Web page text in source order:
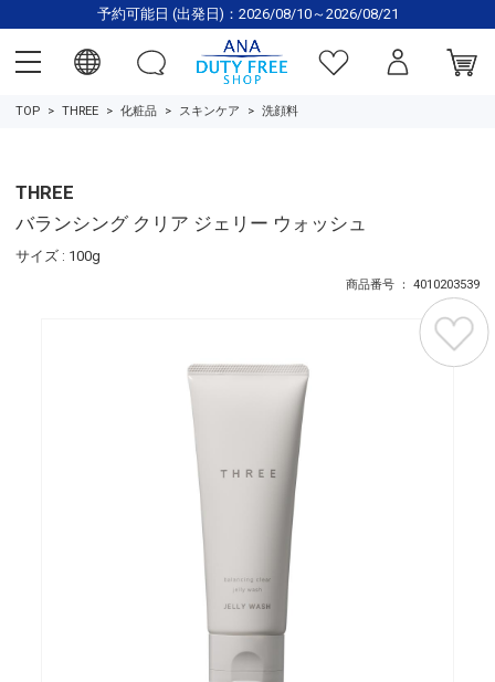
予約可能日 (出発日)：2026/08/10～2026/08/21
TOP THREE 化粧品 スキンケア 洗顔料
THREE
バランシング クリア ジェリー ウォッシュ
サイズ : 100g
商品番号 ： 4010203539